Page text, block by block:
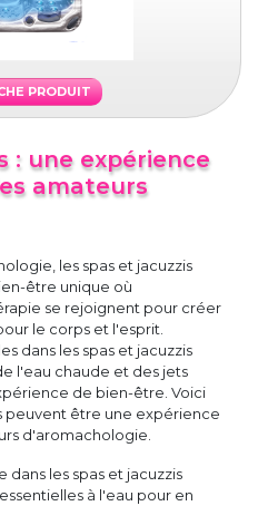
PRODUIT
: une expérience
amateurs
les spas et jacuzzis
être unique où
se rejoignent pour créer
le corps et l'esprit.
dans les spas et jacuzzis
l'eau chaude et des jets
de bien-être. Voici
peuvent être une expérience
d'aromachologie.
les spas et jacuzzis
à l'eau pour en